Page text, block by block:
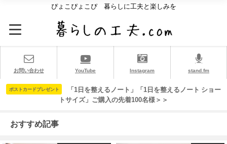
ぴょこぴょこぴ 暮らしに工夫と楽しみを
お問い合わせ YouTube Instagram stand.fm
ポストカードプレゼント
「1日を整えるノート」「1日を整えるノート ショー
トサイズ」ご購入の先着100名様＞＞
おすすめ記事